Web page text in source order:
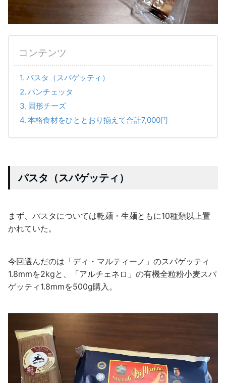
コンテンツ
パスタ（スパゲッティ）
パンチェッタ
固形チーズ
本格食材をひととおり揃えて合計7,000円
パスタ（スパゲッティ）
まず、パスタについては乾麺・生麺ともに10種類以上置
かれていた。
今回選んだのは「ディ・マルティーノ」のスパゲッティ
1.8mmを2kgと、「アルチェネロ」の有機全粒粉小麦スパ
ゲッティ1.8mmを500g購入。